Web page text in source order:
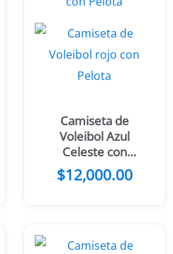
Camiseta de
Voleibol Azul
Celeste con
Pelota
$12,000.00